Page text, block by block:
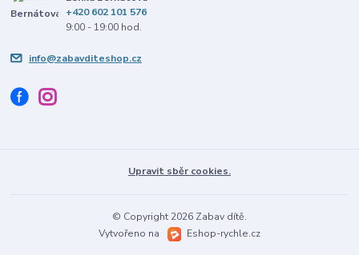
+420 602 101 576
9:00 - 19:00 hod.
info@zabavditeshop.cz
Upravit sběr cookies.
© Copyright 2026 Zabav dítě.
Vytvořeno na
Eshop-rychle.cz